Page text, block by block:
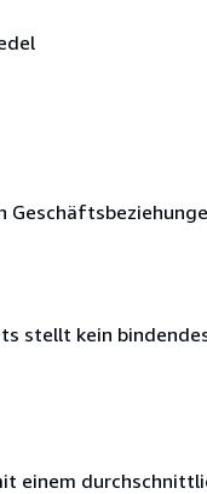
stellt kein
einem